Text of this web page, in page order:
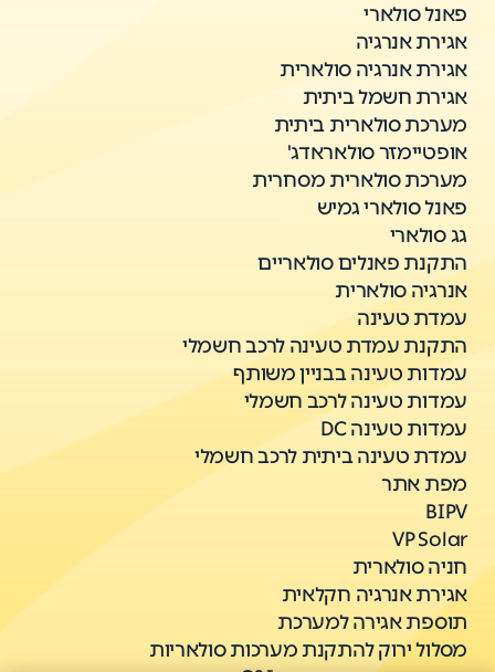
פאנל סולארי
אגירת אנרגיה
אגירת אנרגיה סולארית
אגירת חשמל ביתית
מערכת סולארית ביתית
אופטיימזר סולאראדג'
מערכת סולארית מסחרית
פאנל סולארי גמיש
גג סולארי
התקנת פאנלים סולאריים
אנרגיה סולארית
עמדת טעינה
התקנת עמדת טעינה לרכב חשמלי
עמדות טעינה בבניין משותף
עמדות טעינה לרכב חשמלי
עמדות טעינה DC
עמדת טעינה ביתית לרכב חשמלי
מפת אתר
BIPV
VP Solar
חניה סולארית
אגירת אנרגיה חקלאית
תוספת אגירה למערכת
מסלול ירוק להתקנת מערכות סולאריות